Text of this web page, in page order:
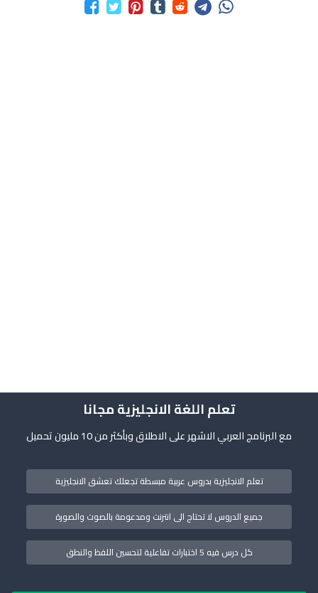
تعلم اللغة الانجليزية مجانا
مع البرنامج العربي الاشهر على الاطلاق وبأكثر من 10 مليون تحميل
تعلم الانجليزية بدروس عربية مبسطة تجعلك تعشق الانجليزية
جميع الدروس لا تحتاج الى انترنت ومدعومة بالصوت والصورة
كل درس فيه 5 اختبارات تفاعلية لتحسين اللفظ والنطق